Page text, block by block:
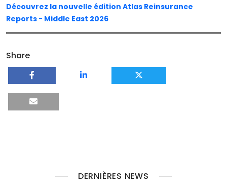
Découvrez la nouvelle édition Atlas Reinsurance
Reports - Middle East 2026
Share
DERNIÈRES NEWS